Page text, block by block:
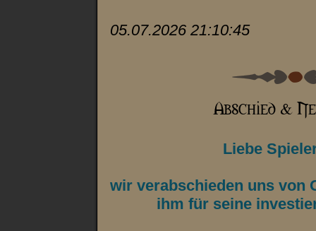
05.07.2026 21:10:45
Liebe
wir verabschieden uns von
ihm für seine